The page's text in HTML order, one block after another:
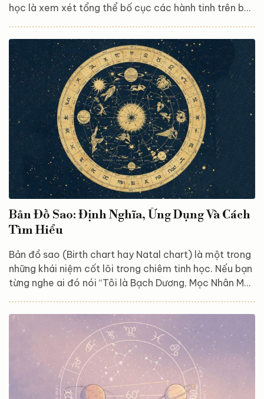
học là xem xét tổng thể bố cục các hành tinh trên bản
năng lượng và mô hình tính cách đặc biệt. Chiêm tinh
học truyền thống thường chia cấu trúc bản đồ sao
thành ba loại chính: bản đồ sao một mạch, hai mạch
và ba mạch. Dưới đây là các dạng phổ biến bạn có...
Bản Đồ Sao: Định Nghĩa, Ứng Dụng Và Cách
Tìm Hiểu
Bản đồ sao (Birth chart hay Natal chart) là một trong
những khái niệm cốt lõi trong chiêm tinh học. Nếu bạn
từng nghe ai đó nói “Tôi là Bạch Dương, Mọc Nhân Mã,
tinh trong bản đồ sao lúc họ chào đời. Trong bài viết
này, chúng ta sẽ cùng tìm hiểu: Bản đồ sao là gì? Nó
có ích như thế nào? Và làm sao để bắt đầu đọc, hiểu
bản đồ sao của chính mình? Bản đồ sao là gì? Bản đồ